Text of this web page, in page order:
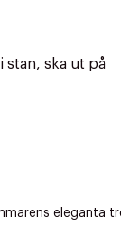
stan, ska ut på
eleganta